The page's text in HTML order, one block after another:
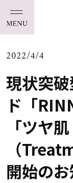
2022/4/4
現状突
ド「
「ツヤ
（
開始の